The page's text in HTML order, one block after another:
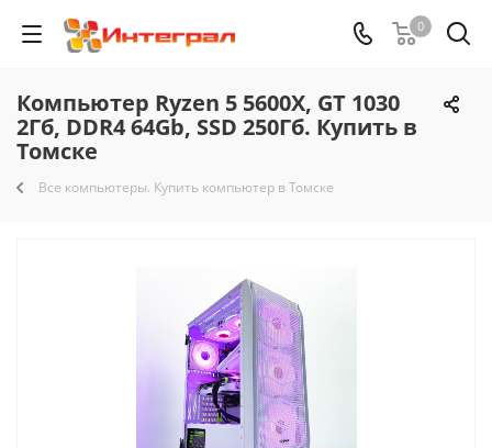
0
Компьютер Ryzen 5 5600X, GT 1030
2Гб, DDR4 64Gb, SSD 250Гб. Купить в
Томске
Все компьютеры. Купить компьютер в Томске